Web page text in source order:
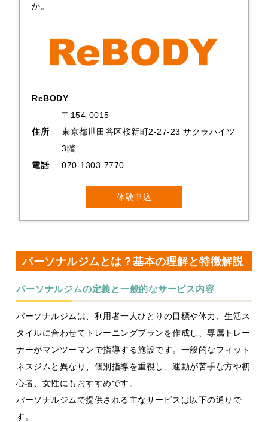
か。
ReBODY
住所
〒154-0015
東京都世田谷区桜新町2-27-23 サクラハイツ
3階
電話
070-1303-7770
体験申込
パーソナルジムとは？基本の理解と特徴解説
パーソナルジムの定義と一般的なサービス内容
パーソナルジムは、利用者一人ひとりの目標や体力、生活ス
タイルに合わせてトレーニングプランを作成し、専属トレー
ナーがマンツーマンで指導する施設です。一般的なフィット
ネスジムと異なり、個別指導を重視し、運動が苦手な方や初
心者、女性にもおすすめです。
パーソナルジムで提供される主なサービスは以下の通りで
す。